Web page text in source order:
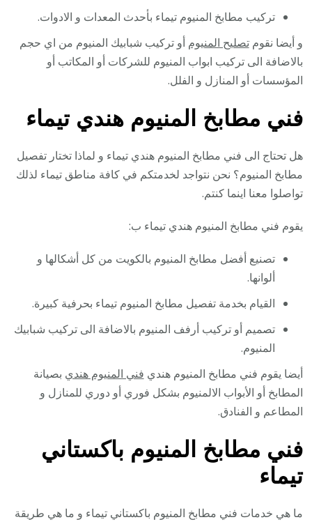
تركيب مطابخ المنيوم تيماء بأحدث المعدات و الادوات.
و أيضا نقومتصليح المنيوم أو تركيب شبابيك المنيوم من اي حجم
بالاضافة الى تركيب ابواب المنيوم للشركات أو المكاتب أو
المؤسسات أو المنازل و الفلل.
فني مطابخ المنيوم هندي تيماء
هل تحتاج الى فني مطابخ المنيوم هندي تيماء و لماذا تختار تفصيل
مطابخ المنيوم؟ نحن نتواجد لخدمتكم في كافة مناطق تيماء لذلك
تواصلوا معنا اينما كنتم.
يقوم فني مطابخ المنيوم هندي تيماء ب:
تصنيع أفضل مطابخ المنيوم بالكويت من كل أشكالها و
ألوانها.
القيام بخدمة تفصيل مطابخ المنيوم تيماء بحرفية كبيرة.
تصميم أو تركيب أرفف المنيوم بالاضافة الى تركيب شبابيك
المنيوم.
أيضا يقوم فني مطابخ المنيوم هندي فني المنيوم هندي بصيانة
المطابخ أو الأبواب الالمنيوم بشكل فوري أو دوري للمنازل و
المطاعم و الفنادق.
فني مطابخ المنيوم باكستاني
تيماء
ما هي خدمات فني مطابخ المنيوم باكستاني تيماء و ما هي طريقة